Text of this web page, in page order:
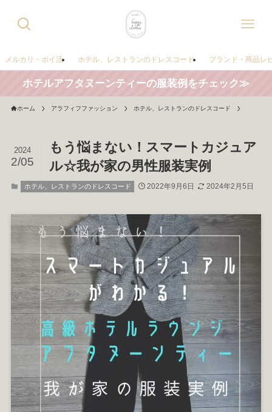
メルカリ・ポイ活 ホテル、レストランのドレスコード ブランド・商品レ
ホテルアフタヌーンティーの服装例をチェック≫
ホーム アラフィフファッション ホテル、レストランのドレスコード
もう悩まない！スマートカジュア
ル☆我が家の男性服装実例
2024
2/05
ホテル、レストランのドレスコード 2022年9月6日 2024年2月5日